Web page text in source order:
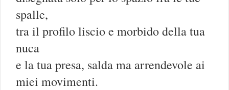
spalle,
tra il profilo liscio e morbido della tua
nuca
e la tua presa, salda ma arrendevole ai
miei movimenti.